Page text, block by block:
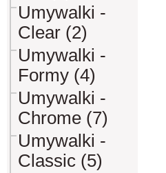
Umywalki -
Clear (2)
Umywalki -
Formy (4)
Umywalki -
Chrome (7)
Umywalki -
Classic (5)